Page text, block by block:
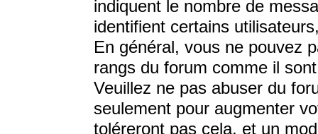
indiquent le nombre de
identifient certains
En général, vous ne pouvez
rangs du forum comme il
Veuillez ne pas abuser du
seulement pour augmenter
toléreront pas cela, et un